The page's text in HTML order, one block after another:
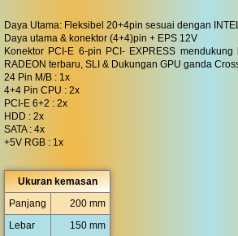
Daya Utama: Fleksibel 20+4pin sesuai dengan
Daya utama & konektor (4+4)pin + EPS 12V
Konektor PCI-E 6-pin PCI- EXPRESS
RADEON terbaru, SLI & Dukungan GPU ganda
24 Pin M/B : 1x
4+4 Pin CPU : 2x
PCI-E 6+2 : 2x
HDD : 2x
SATA : 4x
+5V RGB : 1x
Ukuran kemasan
Panjang
200 mm
Lebar
150 mm